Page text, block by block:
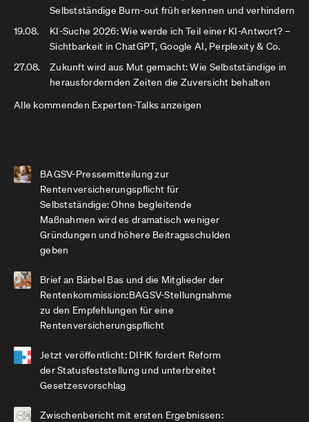
Selbstständige Burn-out früh erkennen und verhindern
19.08.
KI-Suche 2026: Wie werde ich Teil einer KI-Antwort? –
Sichtbarkeit in ChatGPT, Google AI, Perplexity & Co.
27.08.
Zukunft wird aus Mut gemacht: Wie Selbstständige in
herausfordernden Zeiten die Zuversicht behalten
Alle kommenden Experten-Talks anzeigen
BAGSV-Pressemitteilung zur
Rentenversicherungspflicht für
Selbstständige: Ohne begleitende
Maßnahmen wird es dramatisch weniger
Gründungen und höhere Beitragsschulden
geben
Brief an Bärbel Bas und die Mitglieder der
Rentenkommission:BAGSV-Stellungnahme
zu den Empfehlungen für eine
Rentenversicherungspflicht
Jetzt veröffentlicht: DIHK fordert Reform
der Statusfeststellung und unterbreitet
Gesetzesvorschlag
Zwischenbericht mit ersten Ergebnissen: